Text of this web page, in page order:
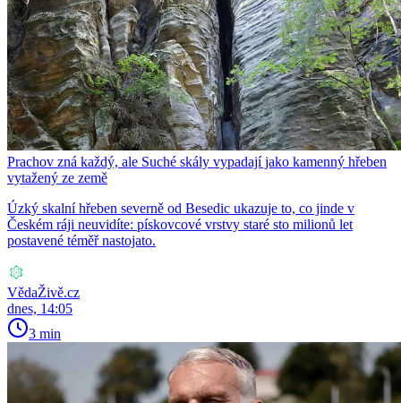
Prachov zná každý, ale Suché skály vypadají jako kamenný hřeben
vytažený ze země
Úzký skalní hřeben severně od Besedic ukazuje to, co jinde v
Českém ráji neuvidíte: pískovcové vrstvy staré sto milionů let
postavené téměř nastojato.
VědaŽivě.cz
dnes, 14:05
3 min